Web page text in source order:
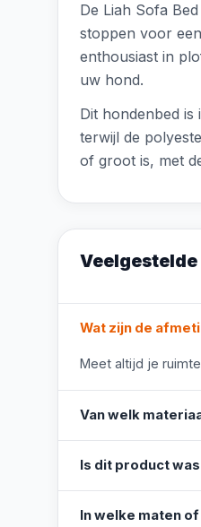
De Liah Sofa
stoppen voor
enthousiast in
uw hond.
Dit hondenbed
terwijl de
of groot is, met
Wat zijn de
Meet altijd je
Van welk
Is dit product
In welke maten